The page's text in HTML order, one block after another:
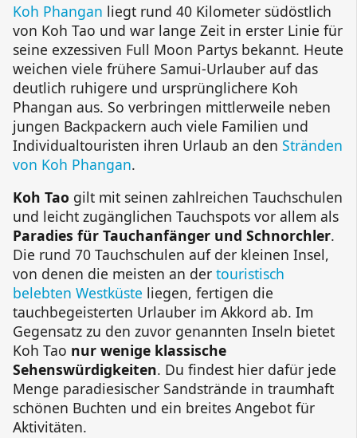
Koh Phangan liegt rund 40 Kilometer südöstlich
von Koh Tao und war lange Zeit in erster Linie für
seine exzessiven Full Moon Partys bekannt. Heute
weichen viele frühere Samui-Urlauber auf das
deutlich ruhigere und ursprünglichere Koh
Phangan aus. So verbringen mittlerweile neben
jungen Backpackern auch viele Familien und
Individualtouristen ihren Urlaub an den Stränden
von Koh Phangan.
Koh Tao gilt mit seinen zahlreichen Tauchschulen
und leicht zugänglichen Tauchspots vor allem als
Paradies für Tauchanfänger und Schnorchler.
Die rund 70 Tauchschulen auf der kleinen Insel,
von denen die meisten an der touristisch
belebten Westküste liegen, fertigen die
tauchbegeisterten Urlauber im Akkord ab. Im
Gegensatz zu den zuvor genannten Inseln bietet
Koh Tao nur wenige klassische
Sehenswürdigkeiten. Du findest hier dafür jede
Menge paradiesischer Sandstrände in traumhaft
schönen Buchten und ein breites Angebot für
Aktivitäten.